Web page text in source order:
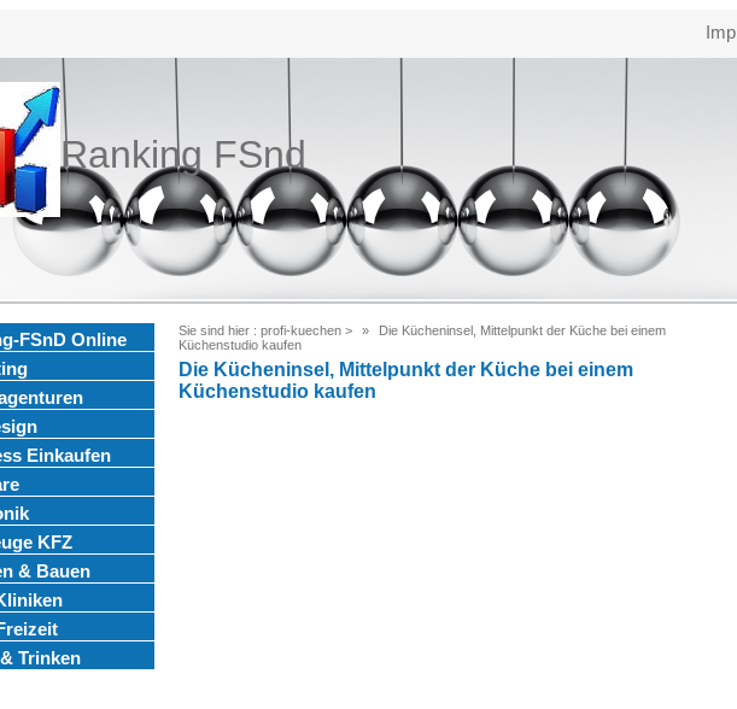
Ranking FSnd
FSnD Online
Einkaufen
KFZ
& Bauen
Trinken
Sie sind hier : profi-kuechen >
Die Kücheninsel, Mittelpunkt der Küche bei einem
Küchenstudio kaufen
Die Kücheninsel, Mittelpunkt der Küche bei einem
Küchenstudio kaufen